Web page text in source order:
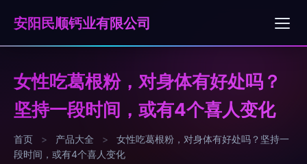
安阳民顺钙业有限公司
女性吃葛根粉，对身体有好处吗？
坚持一段时间，或有4个喜人变化
首页 > 产品大全 >
女性吃葛根粉，对身体有好处吗？坚持一
段时间，或有4个喜人变化